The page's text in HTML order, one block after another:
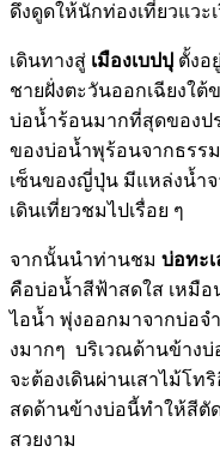
ดึงดูดให้นักท่องเที่ยวแวะ
เดินทางสู่ เมืองเบปปุ ตั้งอ
ชายฝั่งตะวันออกเฉียงใต้
บ่อน้ำร้อนมากที่สุดของป
ของบ่อน้ำพุร้อนจากธรร
เซ็นของญี่ปุ่น มีแหล่งน้ำจ
เดินเที่ยวชมไปเรื่อย ๆ
จากนั้นนำท่านชม บ่อทะ
คือบ่อน้ำสีฟ้าสดใส เหมือ
ไอน้ำ พุ่งออกมาจากบ่อ
งมากๆ บริเวณด้านข้างบ่
จะต้องเดินผ่านเสาไม้โท
สดด้านข้างบ่อนี้ทำให้สีตั
สวยงาม